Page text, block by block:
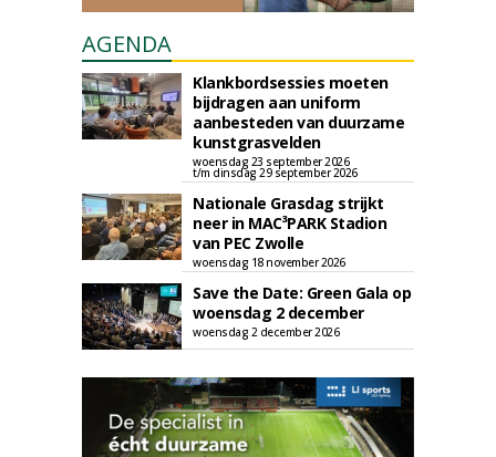
AGENDA
Klankbordsessies moeten
bijdragen aan uniform
aanbesteden van duurzame
kunstgrasvelden
woensdag 23 september 2026
t/m dinsdag 29 september 2026
Nationale Grasdag strijkt
neer in MAC³PARK Stadion
van PEC Zwolle
woensdag 18 november 2026
Save the Date: Green Gala op
woensdag 2 december
woensdag 2 december 2026